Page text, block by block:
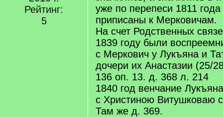
Рейтинг:
5
уже по перепеси 1811
приписаны к Мерковичам.
На счет Родственных
1839 году были
с Меркович у Лукъяна и
дочери их Анастазии (25/
136 оп. 13. д. 368 л. 214
1840 год венчание
с Христиною Витушковаю
Там же д. 369.